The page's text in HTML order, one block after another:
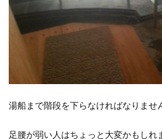
湯船まで階段を下らなければなりませ
足腰が弱い人はちょっと大変かもしれ